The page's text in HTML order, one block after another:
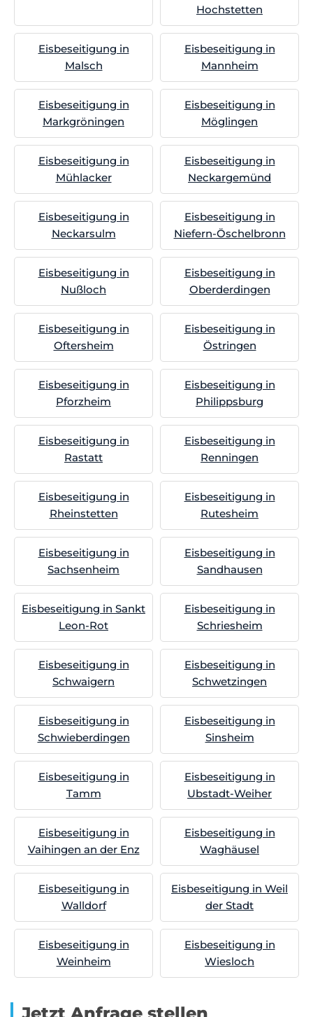
Hochstetten
Eisbeseitigung in
Malsch
Eisbeseitigung in
Mannheim
Eisbeseitigung in
Markgröningen
Eisbeseitigung in
Möglingen
Eisbeseitigung in
Mühlacker
Eisbeseitigung in
Neckargemünd
Eisbeseitigung in
Neckarsulm
Eisbeseitigung in
Niefern-Öschelbronn
Eisbeseitigung in
Nußloch
Eisbeseitigung in
Oberderdingen
Eisbeseitigung in
Oftersheim
Eisbeseitigung in
Östringen
Eisbeseitigung in
Pforzheim
Eisbeseitigung in
Philippsburg
Eisbeseitigung in
Rastatt
Eisbeseitigung in
Renningen
Eisbeseitigung in
Rheinstetten
Eisbeseitigung in
Rutesheim
Eisbeseitigung in
Sachsenheim
Eisbeseitigung in
Sandhausen
Eisbeseitigung in Sankt
Leon-Rot
Eisbeseitigung in
Schriesheim
Eisbeseitigung in
Schwaigern
Eisbeseitigung in
Schwetzingen
Eisbeseitigung in
Schwieberdingen
Eisbeseitigung in
Sinsheim
Eisbeseitigung in
Tamm
Eisbeseitigung in
Ubstadt-Weiher
Eisbeseitigung in
Vaihingen an der Enz
Eisbeseitigung in
Waghäusel
Eisbeseitigung in
Walldorf
Eisbeseitigung in Weil
der Stadt
Eisbeseitigung in
Weinheim
Eisbeseitigung in
Wiesloch